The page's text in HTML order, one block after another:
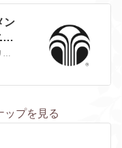
ン
ュ
ニュースキンのLifePak（ライフパック) シリーズはビタミン、ミネラル、植物性栄養素など現代人に不足しがちな成分が、総合的に含まれているサプリメントです。
ップを見る